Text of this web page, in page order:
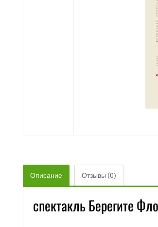
Описание Отзывы (0)
спектакль Берегите